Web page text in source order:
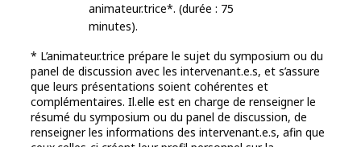
animateur.trice*. (durée : 75
minutes).
* L’animateur.trice prépare le sujet du symposium ou du
panel de discussion avec les intervenant.e.s, et s’assure
que leurs présentations soient cohérentes et
complémentaires. Il.elle est en charge de renseigner le
résumé du symposium ou du panel de discussion, de
renseigner les informations des intervenant.e.s, afin que